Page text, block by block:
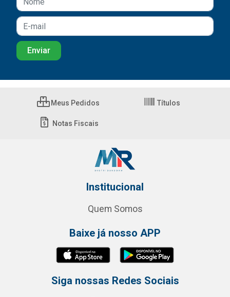
Meus Pedidos Títulos
Notas Fiscais
Institucional
Quem Somos
Baixe já nosso APP
Siga nossas Redes Sociais